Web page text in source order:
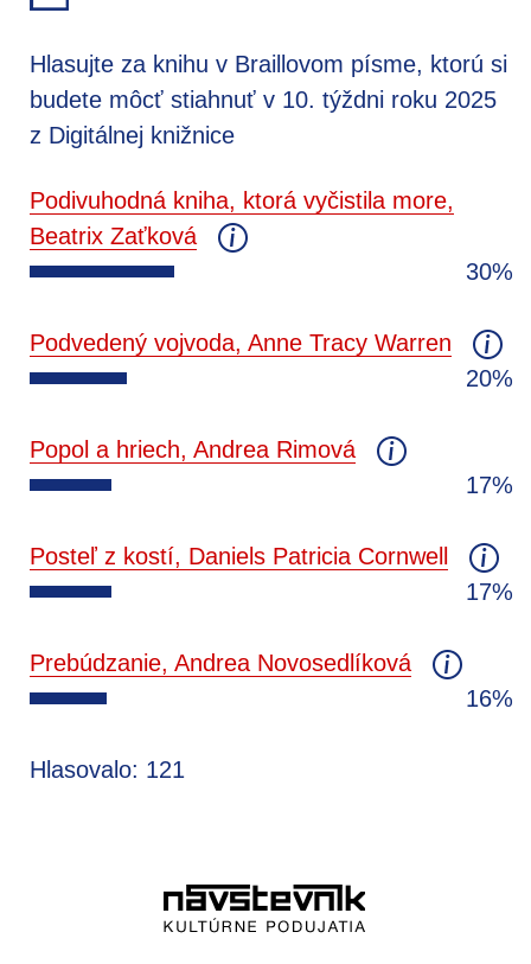
Hlasujte za knihu v Braillovom písme, ktorú si
budete môcť stiahnuť v 10. týždni roku 2025
z Digitálnej knižnice
Podivuhodná kniha, ktorá vyčistila more,
Beatrix Zaťková
30%
Podvedený vojvoda, Anne Tracy Warren
20%
Popol a hriech, Andrea Rimová
17%
Posteľ z kostí, Daniels Patricia Cornwell
17%
Prebúdzanie, Andrea Novosedlíková
16%
Hlasovalo: 121